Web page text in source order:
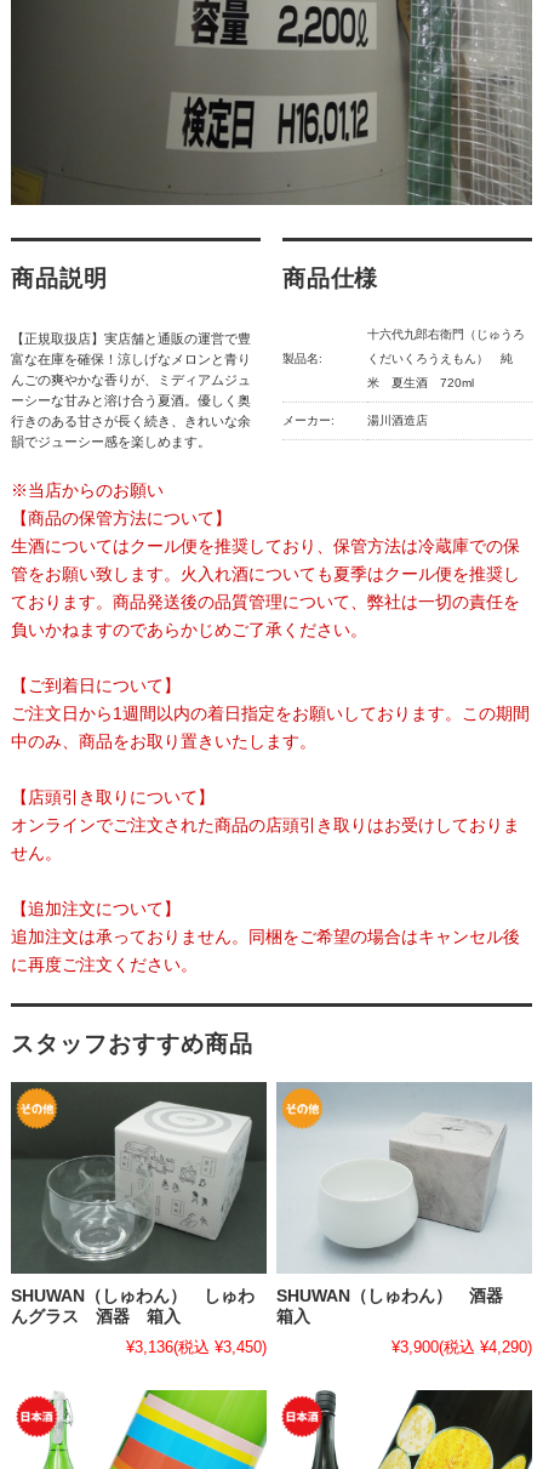
商品説明
【正規取扱店】実店舗と通販の運営で豊
富な在庫を確保！涼しげなメロンと青り
んごの爽やかな香りが、ミディアムジュ
ーシーな甘みと溶け合う夏酒。優しく奥
行きのある甘さが長く続き、きれいな余
韻でジューシー感を楽しめます。
商品仕様
製品名:
十六代九郎右衛門（じゅうろ
くだいくろうえもん） 純
米 夏生酒 720ml
メーカー: 湯川酒造店
※当店からのお願い
【商品の保管方法について】
生酒についてはクール便を推奨しており、保管方法は冷蔵庫での保
管をお願い致します。火入れ酒についても夏季はクール便を推奨し
ております。商品発送後の品質管理について、弊社は一切の責任を
負いかねますのであらかじめご了承ください。
【ご到着日について】
ご注文日から1週間以内の着日指定をお願いしております。この期間
中のみ、商品をお取り置きいたします。
【店頭引き取りについて】
オンラインでご注文された商品の店頭引き取りはお受けしておりま
せん。
【追加注文について】
追加注文は承っておりません。同梱をご希望の場合はキャンセル後
に再度ご注文ください。
スタッフおすすめ商品
SHUWAN（しゅわん） しゅわ
んグラス 酒器 箱入
¥3,136(税込 ¥3,450)
SHUWAN（しゅわん） 酒器
箱入
¥3,900(税込 ¥4,290)